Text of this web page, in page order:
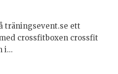
träningsevent.se ett
crossfitboxen crossfit
i...